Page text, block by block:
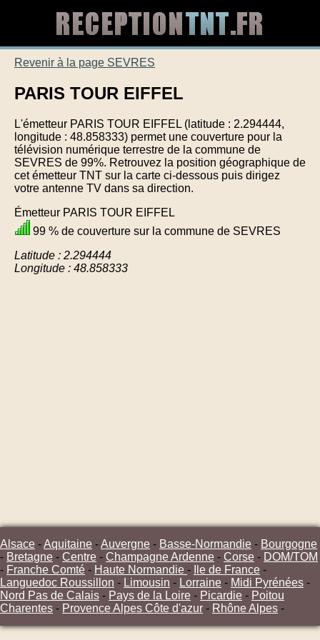
Revenir à la page SEVRES
PARIS TOUR EIFFEL
L'émetteur PARIS TOUR EIFFEL (latitude : 2.294444,
longitude : 48.858333) permet une couverture pour la
télévision numérique terrestre de la commune de
SEVRES de 99%. Retrouvez la position géographique de
cet émetteur TNT sur la carte ci-dessous puis dirigez
votre antenne TV dans sa direction.
Émetteur PARIS TOUR EIFFEL
99 % de couverture sur la commune de SEVRES
Latitude : 2.294444
Longitude : 48.858333
Alsace -Aquitaine -Auvergne - Basse-Normandie - Bourgogne
- Bretagne - Centre - Champagne Ardenne - Corse - DOM/TOM
- Franche Comté - Haute Normandie - Ile de France -
Languedoc Roussillon - Limousin - Lorraine - Midi Pyrénées -
Nord Pas de Calais - Pays de la Loire - Picardie - Poitou
Charentes - Provence Alpes Côte d'azur - Rhône Alpes -